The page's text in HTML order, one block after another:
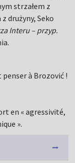
strzałem z
drużyny, Seko
Interu – przyp.
à Brozović !
en « agressivité,
».